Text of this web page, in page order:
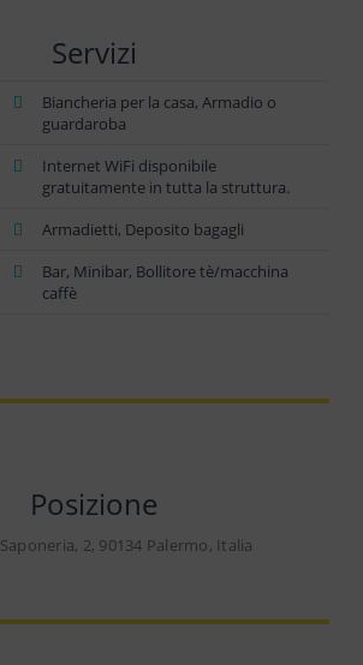
Servizi
Biancheria per la casa, Armadio o
guardaroba
Internet WiFi disponibile
gratuitamente in tutta la struttura.
Armadietti, Deposito bagagli
Bar, Minibar, Bollitore tè/macchina
caffè
Posizione
2, 90134 Palermo, Italia